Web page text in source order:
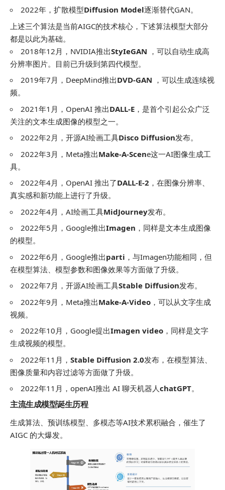
2022年，扩散模型Diffusion Model逐渐替代GAN。
上述三个算法是当前AIGC的技术核心，下述算法模型大部分
都是以此为基础。
2018年12月，NVIDIA推出StyIeGAN ，可以自动生成高
分辨率图片。目前已升级到第四代模型。
2019年7月，DeepMind推出DVD-GAN ，可以生成连续视
频。
2021年1月，OpenAI 推出DALL-E ，是首个引起公众广泛
关注的文本生成图像的模型之一。
2022年2月，开源AI绘画工具Disco Diffusion发布。
2022年3月，Meta推出Make-A-Scene这一AI图像生成工
具。
2022年4月，OpenAI 推出了DALL-E-2 ，在图像分辨率、
真实感和新功能上进行了升级。
2022年4月，AI绘画工具MidJourney发布。
2022年5月，Google推出Imagen ，同样是文本生成图像
的模型。
2022年6月，Google推出parti ，与Imagen功能相同，但
在模型算法、模型参数和图像效果等方面做了升级。
2022年7月，开源AI绘画工具Stable Diffusion发布。
2022年9月，Meta推出Make-A-Video ，可以从文字生成
视频。
2022年10月，Google提出Imagen video ，同样是文字
生成视频的模型。
2022年11月， Stable Diffusion 2.0发布，在模型算法、
图像质量和内容过滤等方面做了升级。
2022年11月，openAI推出 AI 聊天机器人chatGPT。
主流生成模型诞生历程
生成算法、预训练模型、多模态等AI技术累积融合，催生了
AIGC 的大爆发。